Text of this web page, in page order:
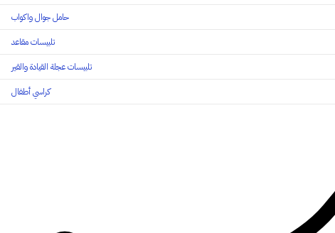
حامل جوال واكواب
تلبيسات مقاعد
تلبيسات عجلة القيادة والقير
كراسي أطفال